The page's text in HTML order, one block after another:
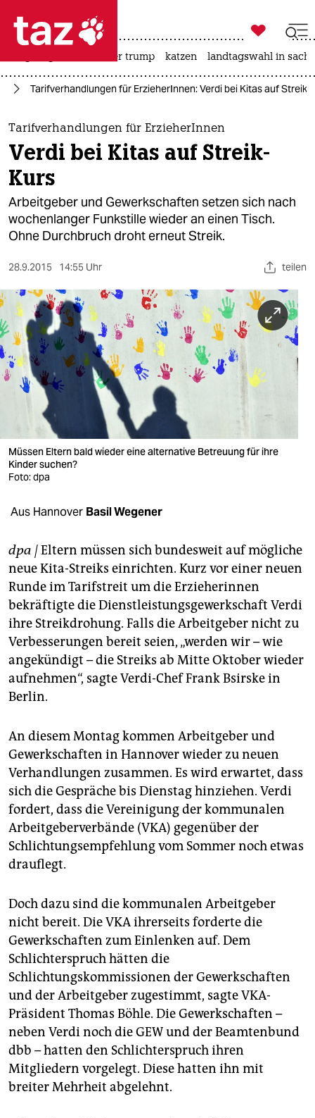
 taz zahl ich
taz zahl ich
themen
politik
öko
gesellschaft
sport
berlin
nord
wahrheit
verlag
verlag
veranstaltungen
unterstützen
abo
genossenschaft
epaper login

taz zahl ich
usa unter trump katzen landtagswahl in
Tarifverhandlungen für ErzieherInnen: Verdi bei Kitas auf Streik-
Tarifverhandlungen für ErzieherInnen
Verdi bei Kitas auf Streik-
Kurs
Arbeitgeber und Gewerkschaften setzen sich nach
wochenlanger Funkstille wieder an einen Tisch.
Ohne Durchbruch droht erneut Streik.
28.9.2015 14:55 Uhr teilen
Müssen Eltern bald wieder eine alternative Betreuung für ihre
Kinder suchen?
Foto: dpa
Aus Hannover Basil Wegener
dpa |Eltern müssen sich bundesweit auf mögliche
neue Kita-Streiks einrichten. Kurz vor einer neuen
Runde im Tarifstreit um die Erzieherinnen
bekräftigte die Dienstleistungsgewerkschaft Verdi
ihre Streikdrohung. Falls die Arbeitgeber nicht zu
Verbesserungen bereit seien, „werden wir – wie
angekündigt – die Streiks ab Mitte Oktober wieder
aufnehmen“, sagte Verdi-Chef Frank Bsirske in
Berlin.
An diesem Montag kommen Arbeitgeber und
Gewerkschaften in Hannover wieder zu neuen
Verhandlungen zusammen. Es wird erwartet, dass
sich die Gespräche bis Dienstag hinziehen. Verdi
fordert, dass die Vereinigung der kommunalen
Arbeitgeberverbände (VKA) gegenüber der
Schlichtungsempfehlung vom Sommer noch etwas
drauflegt.
Doch dazu sind die kommunalen Arbeitgeber
nicht bereit. Die VKA ihrerseits forderte die
Gewerkschaften zum Einlenken auf. Dem
Schlichterspruch hätten die
Schlichtungskommissionen der Gewerkschaften
und der Arbeitgeber zugestimmt, sagte VKA-
Präsident Thomas Böhle. Die Gewerkschaften –
neben Verdi noch die GEW und der Beamtenbund
dbb – hatten den Schlichterspruch ihren
Mitgliedern vorgelegt. Diese hatten ihn mit
breiter Mehrheit abgelehnt.